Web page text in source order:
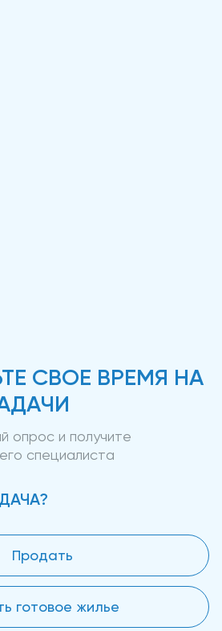
СВОЕ ВРЕМЯ НА
опрос и получите
специалиста
Продать
готовое жилье